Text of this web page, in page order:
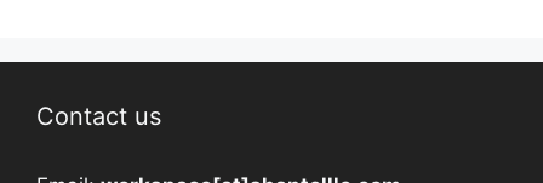
Contact us